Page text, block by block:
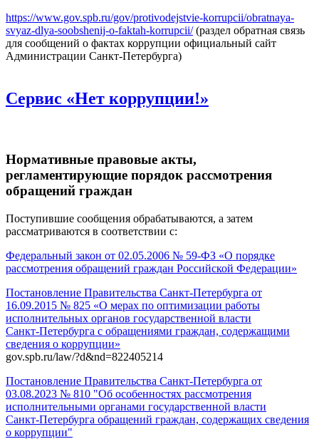
https://www.gov.spb.ru/gov/protivodejstvie-korrupcii/obratnaya-
svyaz-dlya-soobshenij-o-faktah-korrupcii/(раздел обратная связь
для сообщений о фактах коррупции официальный сайт
Администрации Санкт-Петербурга)
Сервис «Нет коррупции!»
Нормативные правовые акты,
регламентирующие порядок рассмотрения
обращений граждан
Поступившие сообщения обрабатываются, а затем
рассматриваются в соответствии с:
Федеральный закон от 02.05.2006 № 59-ФЗ «О порядке
рассмотрения обращений граждан Российской Федерации»
Постановление Правительства Санкт‑Петербурга от
16.09.2015 № 825 «О мерах по оптимизации работы
исполнительных органов государственной власти
Санкт‑Петербурга с обращениями граждан, содержащими
сведения о коррупции»
gov.spb.ru/law/?d&nd=822405214
Постановление Правительства Санкт‑Петербурга от
03.08.2023 № 810 "Об особенностях рассмотрения
исполнительными органами государственной власти
Санкт‑Петербурга обращений граждан, содержащих сведения
о коррупции"